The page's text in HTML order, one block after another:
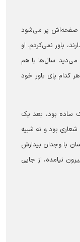
صفحه‌اش پر می‌شود
باور نمی‌کردم. او
می‌دید. سال‌ها با هم
کدام پای باور خود
ساده بود، بعد یک
شعاری بود و نه شبیه
با وجدان بیدارش
نیامده، از جایی